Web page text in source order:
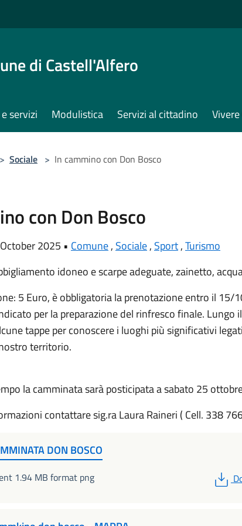
di Castell'Alfero
servizi Modulistica Servizi al cittadino
> Sociale > In cammino con Don Bosco
con Don Bosco
2025 • Comune, Sociale, Sport,Turismo
idoneo e scarpe adeguate, zainetto,
5 Euro, è obbligatoria la prenotazione entro il 15/
per la preparazione del rinfresco finale. Lungo
tappe per conoscere i luoghi più significativi
nel nostro
la camminata sarà posticipata a sabato 25
contattare sig.ra Laura Raineri ( Cell. 338
DON BOSCO
1.94 MB format png